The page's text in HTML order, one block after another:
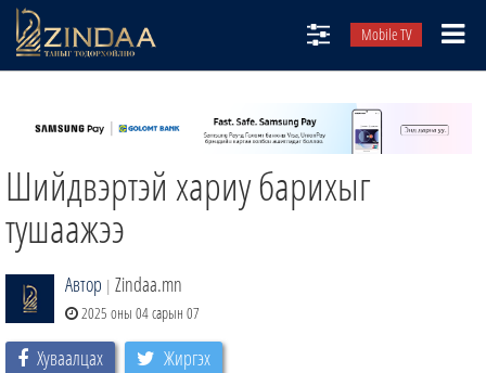
Mobile TV
ТВ8
ӨГЛӨӨНИЙ СОНИН
АУДИО ЗОХИОЛ
ЗИНДАА СЭТГҮҮЛ
Шийдвэртэй хариу барихыг
тушаажээ
Автор | Zindaa.mn
2025 оны 04 сарын 07
Хуваалцах Жиргэх